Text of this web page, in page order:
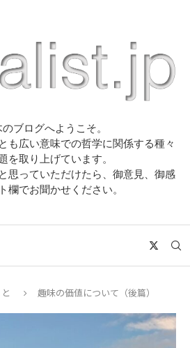
ブログへようこそ。
も広い意味での哲学に関係する種々
を取り上げています。
思っていただけたら、御意見、御感
欄でお聞かせください。
趣味の価値について（後篇）